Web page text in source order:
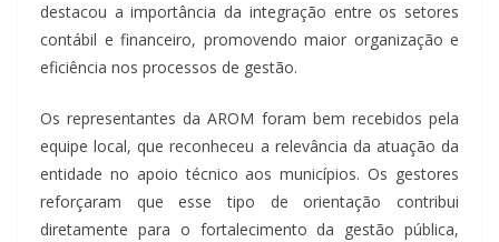
destacou a importância da integração entre os setores
contábil e financeiro, promovendo maior organização e
eficiência nos processos de gestão.
Os representantes da AROM foram bem recebidos pela
equipe local, que reconheceu a relevância da atuação da
entidade no apoio técnico aos municípios. Os gestores
reforçaram que esse tipo de orientação contribui
diretamente para o fortalecimento da gestão pública,